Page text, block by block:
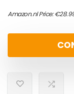
Amazon.nl Price:€